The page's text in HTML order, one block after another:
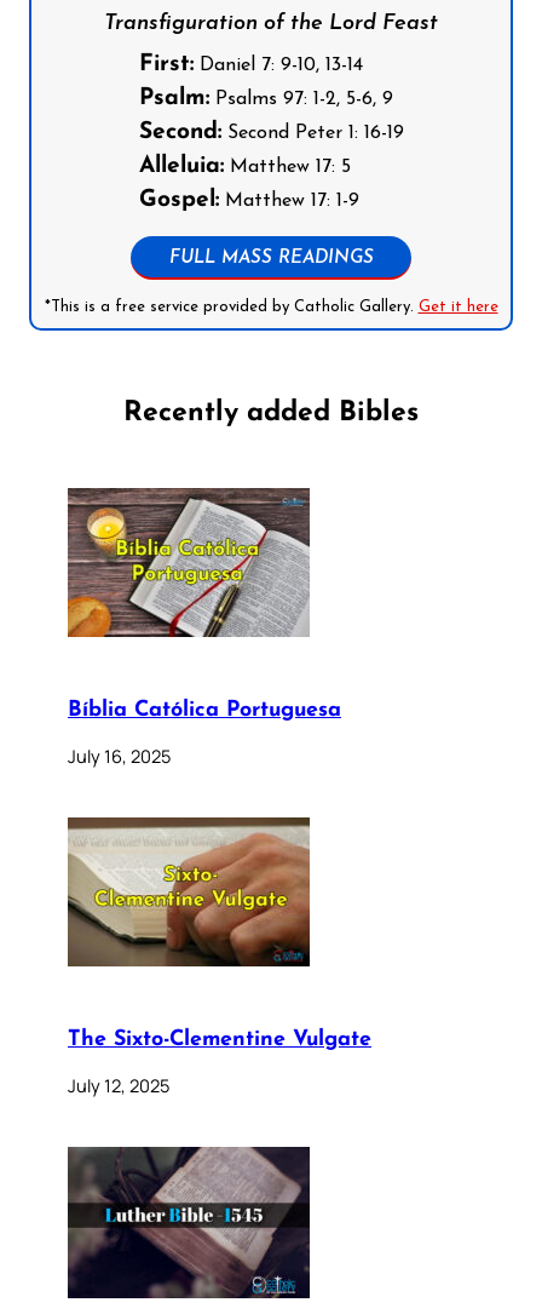
Transfiguration of the Lord Feast
First:Daniel 7: 9-10, 13-14
Psalm:Psalms 97: 1-2, 5-6, 9
Second:Second Peter 1: 16-19
Alleluia:Matthew 17: 5
Gospel:Matthew 17: 1-9
FULL MASS READINGS
*This is a free service provided by Catholic Gallery. Get it here
Recently added Bibles
Bíblia Católica Portuguesa
July 16, 2025
The Sixto-Clementine Vulgate
July 12, 2025